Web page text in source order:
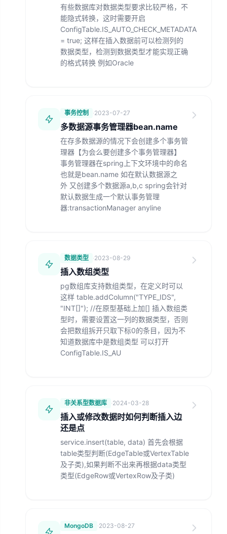
有些数据库对数据类型要求比较严格，不
能隐式转换，这时需要开启
ConfigTable.IS_AUTO_CHECK_METADATA
= true; 这样在插入数据前可以检测列的
数据类型，检测到数据类型才能实现正确
的格式转换 例如Oracle
事务控制 ·2023-07-27
多数据源事务管理器bean.name
在存多数据源的情况下会创建多个事务管
理器【为会么要创建多个事务管理器】
事务管理器在spring上下文环境中的命名
也就是bean.name 如在默认数据源之
外 又创建多个数据源a,b,c spring会针对
默认数据生成一个默认事务管理
器:transactionManager anyline
数据类型 ·2023-08-29
插入数组类型
pg数组库支持数组类型，在定义时可以
这样 table.addColumn("TYPE_IDS",
"INT[]"); //在原型基础上加[] 插入数组类
型时，需要设置这一列的数据类型，否则
会把数组拆开只取下标0的条目，因为不
知道数据库中是数组类型 可以打开
ConfigTable.IS_AU
非关系型数据库 ·2024-03-28
插入或修改数据时如何判断插入边
还是点
service.insert(table, data) 首先会根据
table类型判断(EdgeTable或VertexTable
及子类),如果判断不出来再根据data类型
类型(EdgeRow或VertexRow及子类)
MongoDB ·2023-08-27